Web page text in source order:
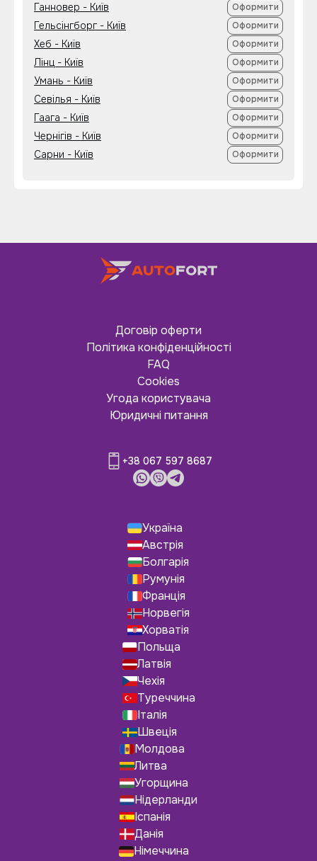
Ганновер - Київ Оформити
Гельсінгборг - Київ Оформити
Хеб - Київ Оформити
Лінц - Київ Оформити
Умань - Київ Оформити
Севілья - Київ Оформити
Гаага - Київ Оформити
Чернігів - Київ Оформити
Сарни - Київ Оформити
Договір оферти
Політика конфіденційності
FAQ
Cookies
Угода користувача
Юридичні питання
+38 067 597 8687
Україна
Австрія
Болгарія
Румунія
Франція
Норвегія
Хорватія
Польща
Латвія
Чехія
Туреччина
Італія
Швеція
Молдова
Литва
Угорщина
Нідерланди
Іспанія
Данія
Німеччина